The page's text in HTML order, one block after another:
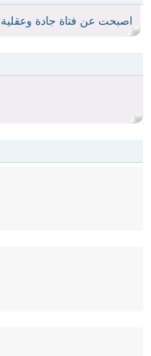
اصبحت عن فتاة جادة وعقلية